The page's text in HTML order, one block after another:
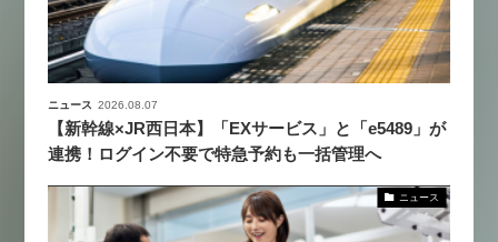
ニュース 2026.08.07
【新幹線×JR西日本】「EXサービス」と「e5489」が
連携！ログイン不要で特急予約も一括管理へ
ニュース